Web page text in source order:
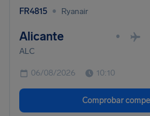
FR4815 • Ryanair
Alicante •
ALC
06/08/2026 10:10
Comprobar